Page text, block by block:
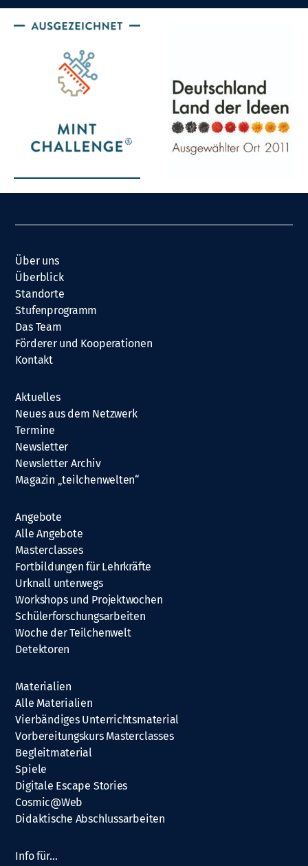
Über uns
Überblick
Standorte
Stufenprogramm
Das Team
Förderer und Kooperationen
Kontakt
Aktuelles
Neues aus dem Netzwerk
Termine
Newsletter
Newsletter Archiv
Magazin „teilchenwelten“
Angebote
Alle Angebote
Masterclasses
Fortbildungen für Lehrkräfte
Urknall unterwegs
Workshops und Projektwochen
Schülerforschungsarbeiten
Woche der Teilchenwelt
Detektoren
Materialien
Alle Materialien
Vierbändiges Unterrichtsmaterial
Vorbereitungskurs Masterclasses
Begleitmaterial
Spiele
Digitale Escape Stories
Cosmic@Web
Didaktische Abschlussarbeiten
Info für…